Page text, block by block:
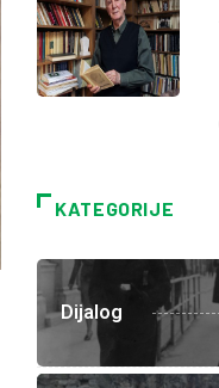
KATEGORIJE
Dijalog